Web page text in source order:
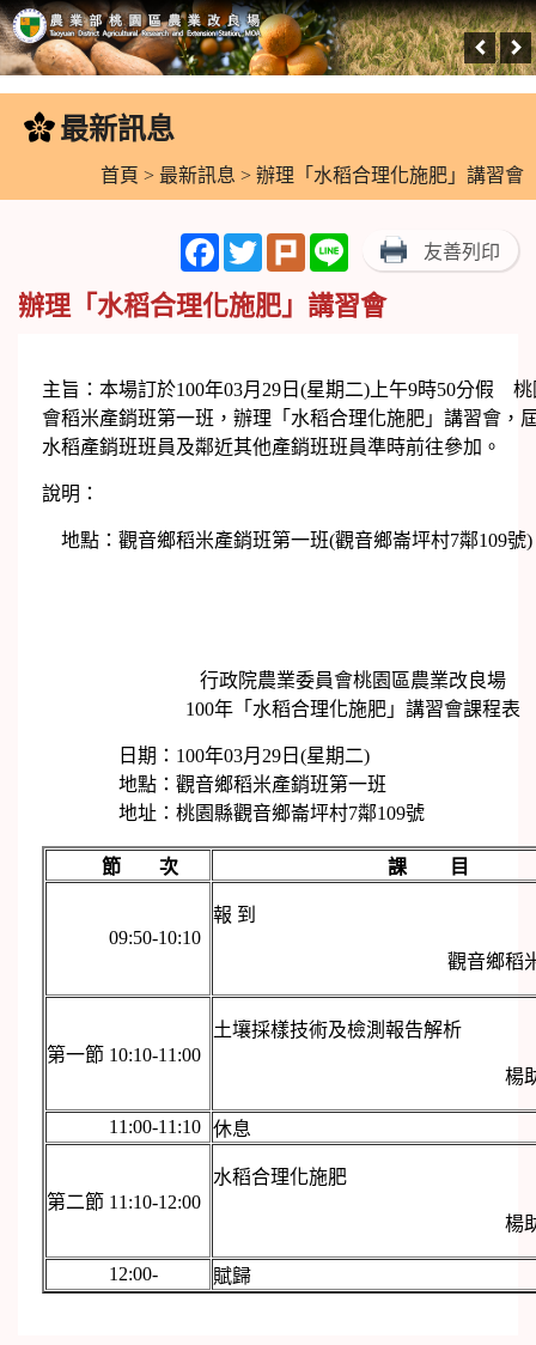
跳
內
最新訊息
首頁 > 最新訊息 > 辦理「水稻合理化施肥」講習會
FacebookTwitterPlurk Line 友善列印
辦理「水稻合理化施肥」講習會
主旨：本場訂於100年03月29日(星期二)上午9時50分假
會稻米產銷班第一班，辦理「水稻合理化施肥」講習會，
水稻產銷班班員及鄰近其他產銷班班員準時前往參加。
說明：
地點：觀音鄉稻米產銷班第一班(觀音鄉崙坪村7鄰109
行政院農業委員會桃園區農業改良場
100年「水稻合理化施肥」講習會課程表
日期：100年03月29日(星期二)
地點：觀音鄉稻米產銷班第一班
地址：桃園縣觀音鄉崙坪村7鄰109號
節 次 課 目
09:50-10:10
報 到
觀音鄉稻
第一節 10:10-11:00
土壤採樣技術及檢測
楊
11:00-11:10 休息
第二節 11:10-12:00
水稻合理化施肥
楊
12:00- 賦歸